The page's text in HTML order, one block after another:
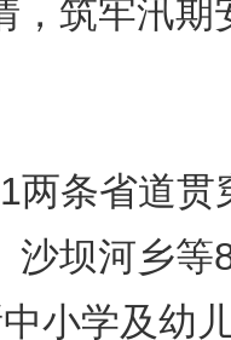
，筑牢汛期
条省道贯
沙坝河乡等
小学及幼